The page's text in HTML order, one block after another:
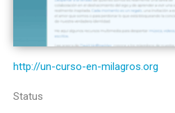
http://un-curso-en-milagros.org
Status